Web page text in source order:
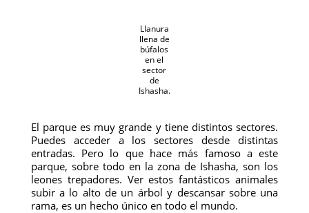
Llanura
llena de
búfalos
en el
sector
de
Ishasha.
El parque es muy grande y tiene distintos sectores.
Puedes acceder a los sectores desde distintas
entradas. Pero lo que hace más famoso a este
parque, sobre todo en la zona de Ishasha, son los
leones trepadores. Ver estos fantásticos animales
subir a lo alto de un árbol y descansar sobre una
rama, es un hecho único en todo el mundo.